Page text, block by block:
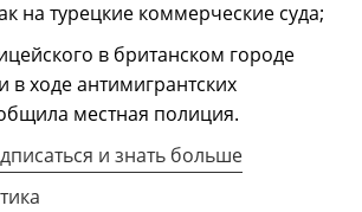
на турецкие коммерческие суда;
в британском городе
в ходе антимигрантских
местная полиция.
и знать больше